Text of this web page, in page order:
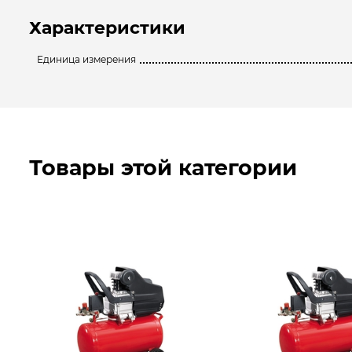
Характеристики
Единица измерения
Товары этой категории